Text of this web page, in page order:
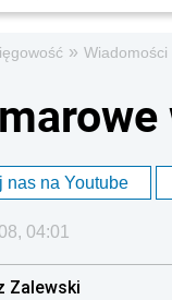
» Wiadomości
nas na Youtube
04:01
Zalewski